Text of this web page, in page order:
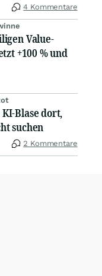
4 Kommentare
Value-
+100 % und
Blase dort,
suchen
2 Kommentare